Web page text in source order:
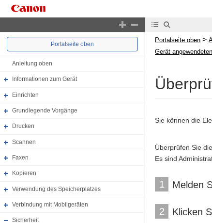
Portalseite oben
Anleitung oben
Informationen zum Gerät
Einrichten
Grundlegende Vorgänge
Drucken
Scannen
Faxen
Kopieren
Verwendung des Speicherplatzes
Verbindung mit Mobilgeräten
Sicherheit
Portalseite oben >
Gerät
Sie können die
Überprüfen Sie
Es sind
1 Melden
2 Klicken